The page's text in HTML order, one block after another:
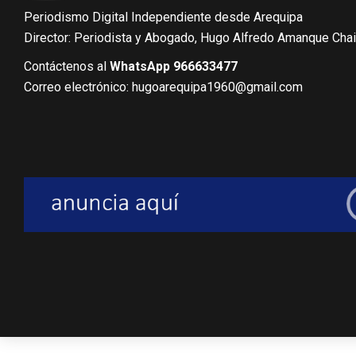
Periodismo Digital Independiente desde Arequipa
Director: Periodista y Abogado, Hugo Alfredo Amanque
Contáctenos al WhatsApp 966633477
Correo electrónico: hugoarequipa1960@gmail.com